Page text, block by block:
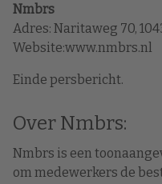
Nmbrs
Adres: Naritaweg 70,
Website:www.nmbrs.nl
Einde persbericht.
Over Nmbrs:
Nmbrs is een
om medewerkers de